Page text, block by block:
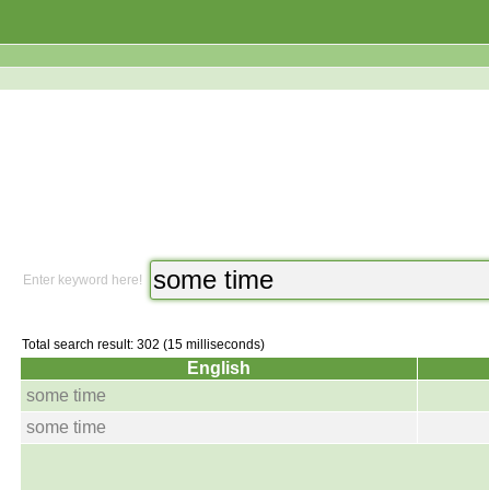
Enter keyword here!
Total search result: 302 (15 milliseconds)
English
some time
some time